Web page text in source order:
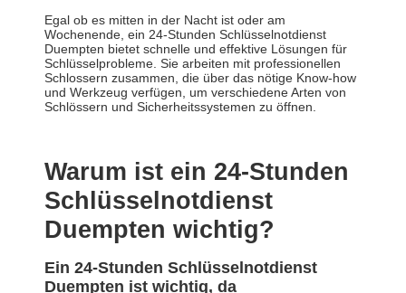
Egal ob es mitten in der Nacht ist oder am
Wochenende, ein 24-Stunden Schlüsselnotdienst
Duempten bietet schnelle und effektive Lösungen für
Schlüsselprobleme. Sie arbeiten mit professionellen
Schlossern zusammen, die über das nötige Know-how
und Werkzeug verfügen, um verschiedene Arten von
Schlössern und Sicherheitssystemen zu öffnen.
Warum ist ein 24-Stunden
Schlüsselnotdienst
Duempten wichtig?
Ein 24-Stunden Schlüsselnotdienst
Duempten ist wichtig, da